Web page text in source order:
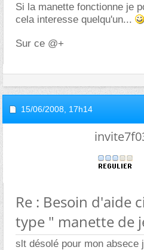
Si la manette fonctionne je
cela interesse quelqu'un...
Sur ce @+
15/06/2008, 17h14
Re : Besoin d'aide
type " manette de
slt désolé pour mon absece